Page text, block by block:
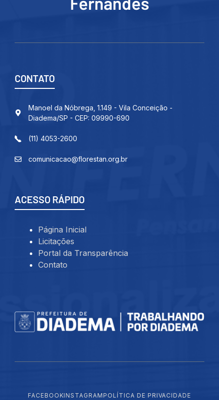
CONTATO
Manoel da Nóbrega, 1.149 - Vila Conceição -
Diadema/SP - CEP: 09990-690
(11) 4053-2600
comunicacao@florestan.org.br
ACESSO RÁPIDO
Página Inicial
Licitações
Portal da Transparência
Contato
FACEBOOKINSTAGRAMPOLÍTICA DE PRIVACIDADE